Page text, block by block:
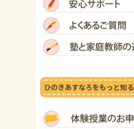
ひのきあすなろをもっと知る